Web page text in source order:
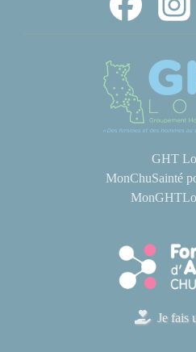
GHT
MonChuSainté
Je fais